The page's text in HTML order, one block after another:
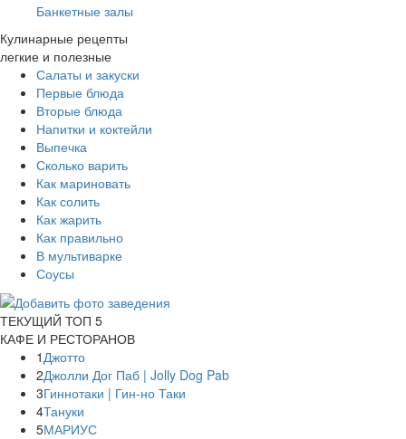
Банкетные залы
Кулинарные рецепты
легкие и полезные
Салаты и закуски
Первые блюда
Вторые блюда
Напитки и коктейли
Выпечка
Сколько варить
Как мариновать
Как солить
Как жарить
Как правильно
В мультиварке
Соусы
ТЕКУЩИЙ ТОП 5
КАФЕ И РЕСТОРАНОВ
1 Джотто
2Джолли Дог Паб | Jolly Dog Pab
3Гиннотаки | Гин-но Таки
4Тануки
5МАРИУС